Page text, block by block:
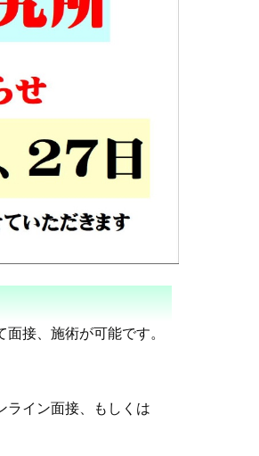
接、施術が可能です。
ライン面接、もしくは